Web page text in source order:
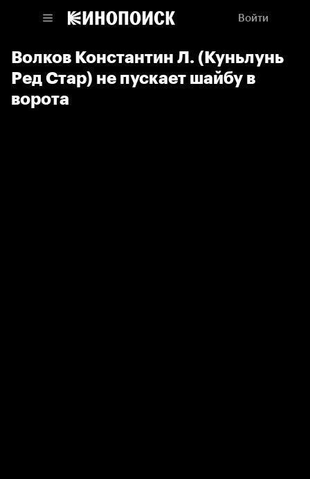
Войти
Волков Константин Л. (Куньлунь
Ред Стар) не пускает шайбу в
ворота